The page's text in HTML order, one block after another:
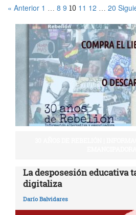
« Anterior 1 8 9 10 11 12 20
La desposesión educativa
digitaliza
Darío Balvidares